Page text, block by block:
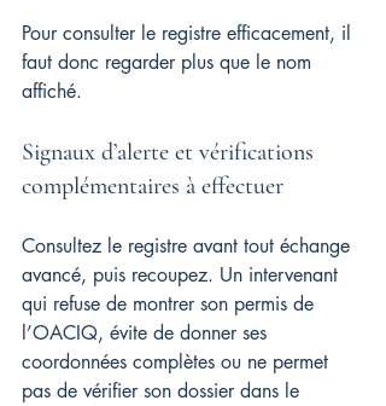
Pour consulter le registre efficacement, il
faut donc regarder plus que le nom
affiché.
Signaux d’alerte et vérifications
complémentaires à effectuer
Consultez le registre avant tout échange
avancé, puis recoupez. Un intervenant
qui refuse de montrer son permis de
l’OACIQ, évite de donner ses
coordonnées complètes ou ne permet
pas de vérifier son dossier dans le